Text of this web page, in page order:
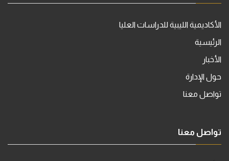
الأكاديمية الليبية للدراسات العليا
الرئيسية
الأخبار
حول الإدارة
تواصل معنا
تواصل معنا